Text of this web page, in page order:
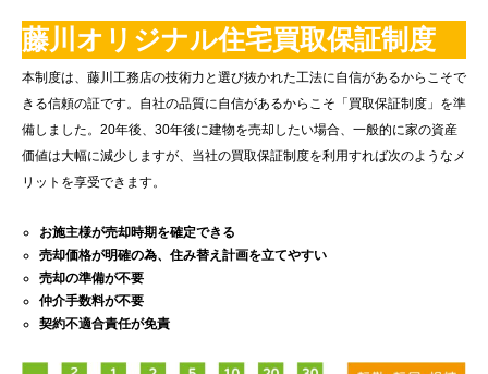
藤川オリジナル住宅買取保証制度
本制度は、藤川工務店の技術力と選び抜かれた工法に自信があるからこそで
きる信頼の証です。自社の品質に自信があるからこそ「買取保証制度」を準
備しました。20年後、30年後に建物を売却したい場合、一般的に家の資産
価値は大幅に減少しますが、当社の買取保証制度を利用すれば次のようなメ
リットを享受できます。
お施主様が売却時期を確定できる
売却価格が明確の為、住み替え計画を立てやすい
売却の準備が不要
仲介手数料が不要
契約不適合責任が免責